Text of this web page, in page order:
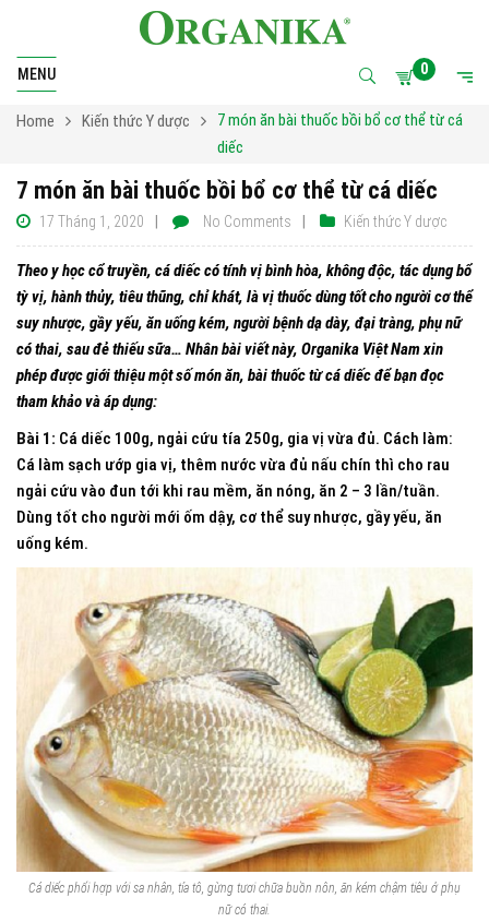
MENU 0
Home Kiến thức Y dược
7 món ăn bài thuốc bồi bổ cơ thể từ cá
diếc
7 món ăn bài thuốc bồi bổ cơ thể từ cá diếc
17 Tháng 1, 2020 Kiến thức Y dược
No Comments
Theo y học cổ truyền, cá diếc có tính vị bình hòa, không độc, tác dụng bổ
tỳ vị, hành thủy, tiêu thũng, chỉ khát, là vị thuốc dùng tốt cho người cơ thể
suy nhược, gầy yếu, ăn uống kém, người bệnh dạ dày, đại tràng, phụ nữ
có thai, sau đẻ thiếu sữa… Nhân bài viết này, Organika Việt Nam xin
phép được giới thiệu một số món ăn, bài thuốc từ cá diếc để bạn đọc
tham khảo và áp dụng:
Bài 1: Cá diếc 100g, ngải cứu tía 250g, gia vị vừa đủ. Cách làm:
Cá làm sạch ướp gia vị, thêm nước vừa đủ nấu chín thì cho rau
ngải cứu vào đun tới khi rau mềm, ăn nóng, ăn 2 – 3 lần/tuần.
Dùng tốt cho người mới ốm dậy, cơ thể suy nhược, gầy yếu, ăn
uống kém.
Cá diếc phối hợp với sa nhân, tía tô, gừng tươi chữa buồn nôn, ăn kém chậm tiêu ở phụ
nữ có thai.